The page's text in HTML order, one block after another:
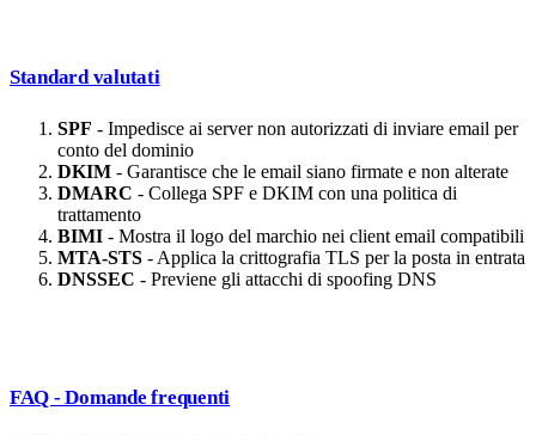
Standard valutati
SPF - Impedisce ai server non autorizzati di inviare email per
conto del dominio
DKIM - Garantisce che le email siano firmate e non alterate
DMARC - Collega SPF e DKIM con una politica di
trattamento
BIMI - Mostra il logo del marchio nei client email compatibili
MTA-STS - Applica la crittografia TLS per la posta in entrata
DNSSEC - Previene gli attacchi di spoofing DNS
FAQ - Domande frequenti